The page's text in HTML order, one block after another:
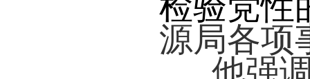
源局各项